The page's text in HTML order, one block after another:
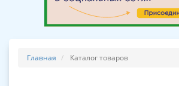
Главная Каталог товаров